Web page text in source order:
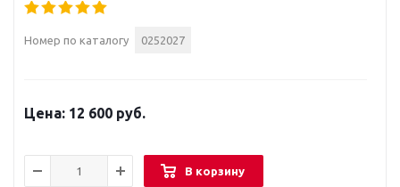
Номер по каталогу 0252027
12 600 руб.
В корзину